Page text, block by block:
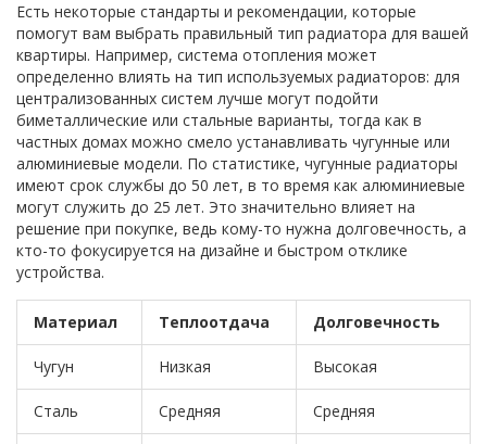
Есть некоторые стандарты и рекомендации, которые
помогут вам выбрать правильный тип радиатора для вашей
квартиры. Например, система отопления может
определенно влиять на тип используемых радиаторов: для
централизованных систем лучше могут подойти
биметаллические или стальные варианты, тогда как в
частных домах можно смело устанавливать чугунные или
алюминиевые модели. По статистике, чугунные радиаторы
имеют срок службы до 50 лет, в то время как алюминиевые
могут служить до 25 лет. Это значительно влияет на
решение при покупке, ведь кому-то нужна долговечность, а
кто-то фокусируется на дизайне и быстром отклике
устройства.
Материал Теплоотдача Долговечность
Чугун Низкая Высокая
Сталь Средняя Средняя